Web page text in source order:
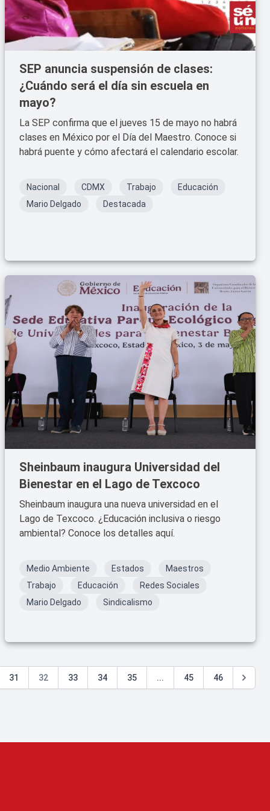
SEP anuncia suspensión de clases:
¿Cuándo será el día sin escuela en
mayo?
La SEP confirma que el jueves 15 de mayo no habrá
clases en México por el Día del Maestro. Conoce si
habrá puente y cómo afectará el calendario escolar.
Nacional CDMX Trabajo
Educación
Mario Delgado
Destacada
Sheinbaum inaugura Universidad del
Bienestar en el Lago de Texcoco
Sheinbaum inaugura una nueva universidad en el
Lago de Texcoco. ¿Educación inclusiva o riesgo
ambiental? Conoce los detalles aquí.
Medio Ambiente Estados
Maestros
Trabajo
Educación
Redes Sociales
Mario Delgado
Sindicalismo
31 32 33 34 35 ... 45 46